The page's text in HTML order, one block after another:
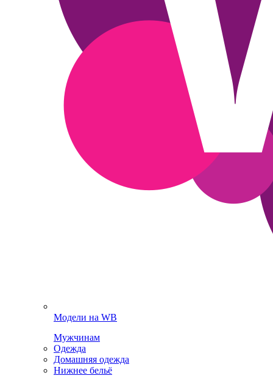
Модели на WB
Мужчинам
Одежда
Домашняя одежда
Нижнее бельё